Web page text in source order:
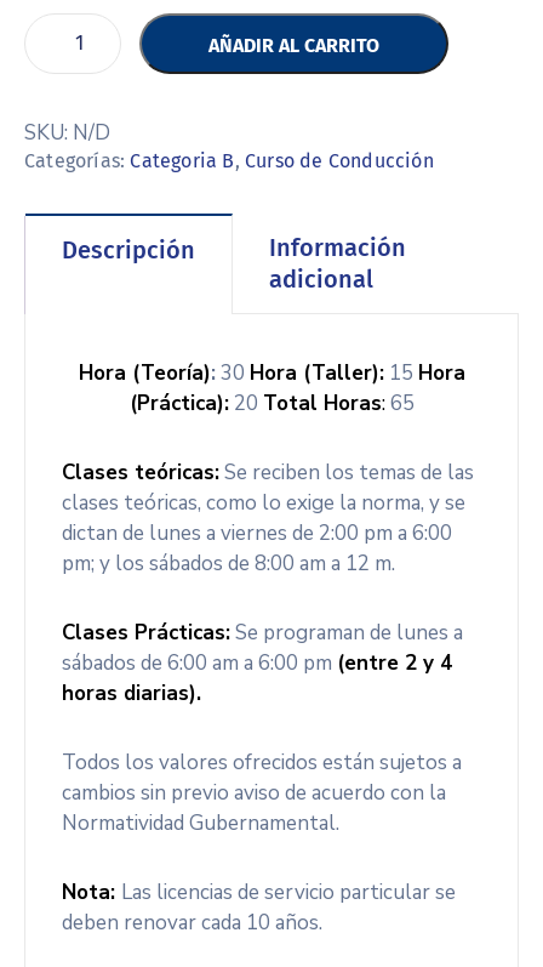
AÑADIR AL CARRITO
SKU: N/D
Categorías: Categoria B, Curso de Conducción
Descripción
Información
adicional
Hora (Teoría): 30 Hora (Taller):15 Hora
(Práctica):20 Total Horas:65
Clases teóricas:Se reciben los temas de las
clases teóricas, como lo exige la norma, y se
dictan de lunes a viernes de 2:00 pm a 6:00
pm; y los sábados de 8:00 am a 12 m.
Clases Prácticas:Se programan de lunes a
sábados de 6:00 am a 6:00 pm (entre 2 y 4
horas diarias).
Todos los valores ofrecidos están sujetos a
cambios sin previo aviso de acuerdo con la
Normatividad Gubernamental.
Nota: Las licencias de servicio particular se
deben renovar cada 10 años.